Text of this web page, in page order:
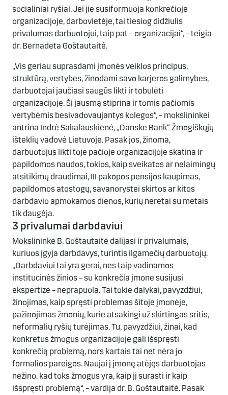
socialiniai ryšiai. Jei jie susiformuoja konkrečioje
organizacijoje, darbovietėje, tai tiesiog didžiulis
privalumas darbuotojui, taip pat – organizacijai“, – teigia
dr. Bernadeta Goštautaitė.
„Vis geriau suprasdami įmonės veiklos principus,
struktūrą, vertybes, žinodami savo karjeros galimybes,
darbuotojai jaučiasi saugūs likti ir tobulėti
organizacijoje. Šį jausmą stiprina ir tomis pačiomis
vertybėmis besivadovaujantys kolegos“, – mokslininkei
antrina Indrė Sakalauskienė, „Danske Bank“ Žmogiškųjų
išteklių vadovė Lietuvoje. Pasak jos, žinoma,
darbuotojus likti toje pačioje organizacijoje skatina ir
papildomos naudos, tokios, kaip sveikatos ar nelaimingų
atsitikimų draudimai, III pakopos pensijos kaupimas,
papildomos atostogų, savanorystei skirtos ar kitos
darbdavio apmokamos dienos, kurių neretai su metais
tik daugėja.
3 privalumai darbdaviui
Mokslininkė B. Goštautaitė dalijasi ir privalumais,
kuriuos įgyja darbdavys, turintis ilgamečių darbuotojų.
„Darbdaviui tai yra gerai, nes taip vadinamos
institucinės žinios – su konkrečia įmone susijusi
ekspertizė – neprapuola. Tai tokie dalykai, pavyzdžiui,
žinojimas, kaip spręsti problemas šitoje įmonėje,
pažinojimas žmonių, kurie atsakingi už skirtingas sritis,
neformalių ryšių turėjimas. Tu, pavyzdžiui, žinai, kad
konkretus žmogus organizacijoje gali išspręsti
konkrečią problemą, nors kartais tai net nėra jo
formalios pareigos. Naujai į įmonę atėjęs darbuotojas
nežino, kad toks žmogus yra, kaip jį surasti ir kaip
išspręsti problemą“, – vardija dr. B. Goštautaitė. Pasak